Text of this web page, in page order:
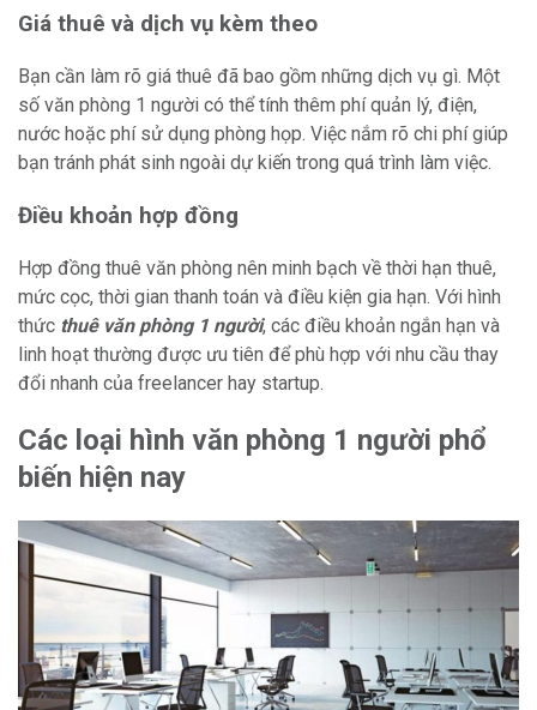
Giá thuê và dịch vụ kèm theo
Bạn cần làm rõ giá thuê đã bao gồm những dịch vụ gì. Một
số văn phòng 1 người có thể tính thêm phí quản lý, điện,
nước hoặc phí sử dụng phòng họp. Việc nắm rõ chi phí giúp
bạn tránh phát sinh ngoài dự kiến trong quá trình làm việc.
Điều khoản hợp đồng
Hợp đồng thuê văn phòng nên minh bạch về thời hạn thuê,
mức cọc, thời gian thanh toán và điều kiện gia hạn. Với hình
thức thuê văn phòng 1 người, các điều khoản ngắn hạn và
linh hoạt thường được ưu tiên để phù hợp với nhu cầu thay
đổi nhanh của freelancer hay startup.
Các loại hình văn phòng 1 người phổ
biến hiện nay